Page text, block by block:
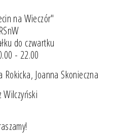
na Wieczór"
do czwartku
- 22.00
Rokicka, Joanna Skonieczna
Wilczyński